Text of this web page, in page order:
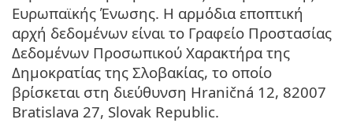
Ευρωπαϊκής Ένωσης. Η αρμόδια εποπτική
αρχή δεδομένων είναι το Γραφείο Προστασίας
Δεδομένων Προσωπικού Χαρακτήρα της
Δημοκρατίας της Σλοβακίας, το οποίο
βρίσκεται στη διεύθυνση Hraničná 12, 82007
Bratislava 27, Slovak Republic.